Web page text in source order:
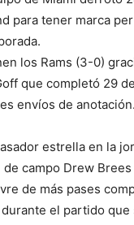
para tener marca
los Rams (3-0)
que completó 29
envíos de anotación.
estrella en la
campo Drew
de más pases
el partido